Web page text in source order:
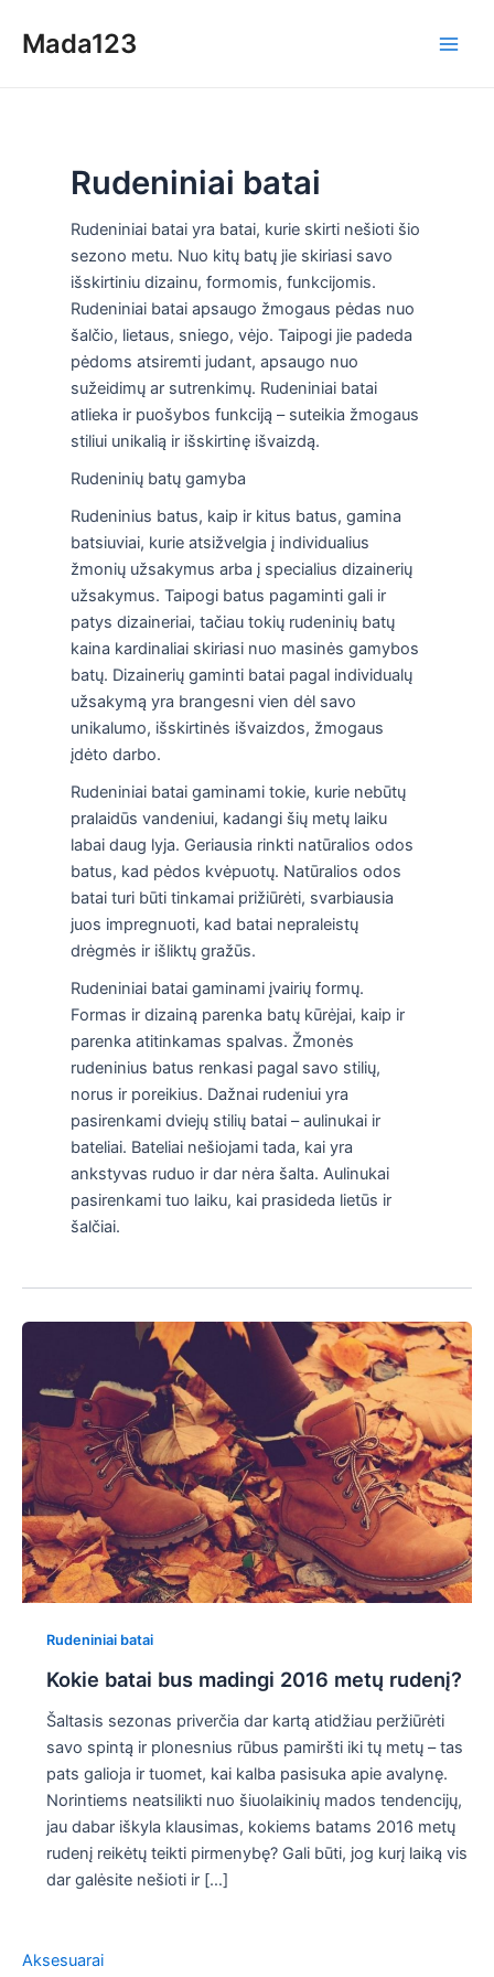
Mada123
Rudeniniai batai
Rudeniniai batai yra batai, kurie skirti nešioti šio
sezono metu. Nuo kitų batų jie skiriasi savo
išskirtiniu dizainu, formomis, funkcijomis.
Rudeniniai batai apsaugo žmogaus pėdas nuo
šalčio, lietaus, sniego, vėjo. Taipogi jie padeda
pėdoms atsiremti judant, apsaugo nuo
sužeidimų ar sutrenkimų. Rudeniniai batai
atlieka ir puošybos funkciją – suteikia žmogaus
stiliui unikalią ir išskirtinę išvaizdą.
Rudeninių batų gamyba
Rudeninius batus, kaip ir kitus batus, gamina
batsiuviai, kurie atsižvelgia į individualius
žmonių užsakymus arba į specialius dizainerių
užsakymus. Taipogi batus pagaminti gali ir
patys dizaineriai, tačiau tokių rudeninių batų
kaina kardinaliai skiriasi nuo masinės gamybos
batų. Dizainerių gaminti batai pagal individualų
užsakymą yra brangesni vien dėl savo
unikalumo, išskirtinės išvaizdos, žmogaus
įdėto darbo.
Rudeniniai batai gaminami tokie, kurie nebūtų
pralaidūs vandeniui, kadangi šių metų laiku
labai daug lyja. Geriausia rinkti natūralios odos
batus, kad pėdos kvėpuotų. Natūralios odos
batai turi būti tinkamai prižiūrėti, svarbiausia
juos impregnuoti, kad batai nepraleistų
drėgmės ir išliktų gražūs.
Rudeniniai batai gaminami įvairių formų.
Formas ir dizainą parenka batų kūrėjai, kaip ir
parenka atitinkamas spalvas. Žmonės
rudeninius batus renkasi pagal savo stilių,
norus ir poreikius. Dažnai rudeniui yra
pasirenkami dviejų stilių batai – aulinukai ir
bateliai. Bateliai nešiojami tada, kai yra
ankstyvas ruduo ir dar nėra šalta. Aulinukai
pasirenkami tuo laiku, kai prasideda lietūs ir
šalčiai.
Rudeniniai batai
Kokie batai bus madingi 2016 metų rudenį?
Šaltasis sezonas priverčia dar kartą atidžiau peržiūrėti
savo spintą ir plonesnius rūbus pamiršti iki tų metų – tas
pats galioja ir tuomet, kai kalba pasisuka apie avalynę.
Norintiems neatsilikti nuo šiuolaikinių mados tendencijų,
jau dabar iškyla klausimas, kokiems batams 2016 metų
rudenį reikėtų teikti pirmenybę? Gali būti, jog kurį laiką vis
dar galėsite nešioti ir […]
Aksesuarai